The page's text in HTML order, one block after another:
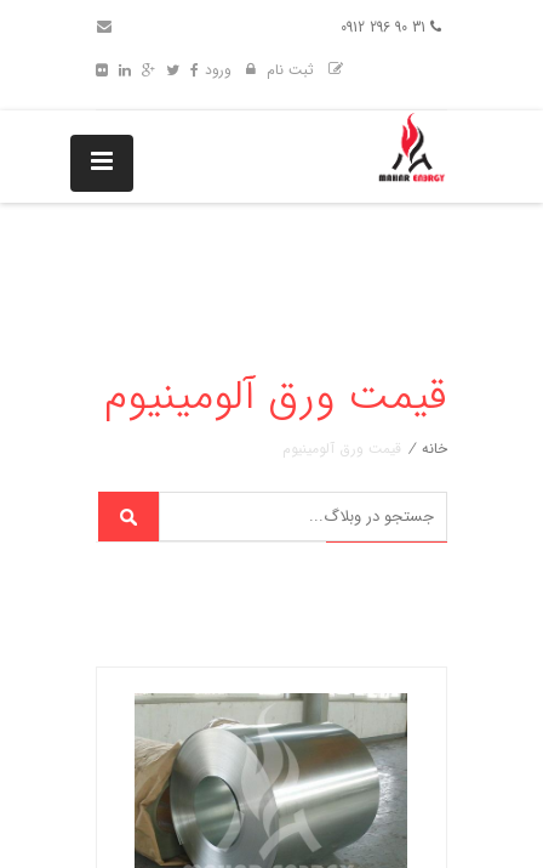
ثبت نام
ورود
قیمت ورق آلومينيوم
خانه / قیمت ورق آلومينيوم